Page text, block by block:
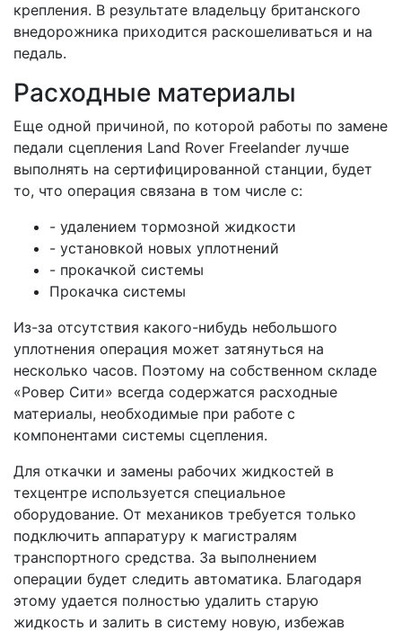
крепления. В результате владельцу британского
внедорожника приходится раскошеливаться и на
педаль.
Расходные материалы
Еще одной причиной, по которой работы по замене
педали сцепления Land Rover Freelander лучше
выполнять на сертифицированной станции, будет
то, что операция связана в том числе с:
- удалением тормозной жидкости
- установкой новых уплотнений
- прокачкой системы
Прокачка системы
Из-за отсутствия какого-нибудь небольшого
уплотнения операция может затянуться на
несколько часов. Поэтому на собственном складе
«Ровер Сити» всегда содержатся расходные
материалы, необходимые при работе с
компонентами системы сцепления.
Для откачки и замены рабочих жидкостей в
техцентре используется специальное
оборудование. От механиков требуется только
подключить аппаратуру к магистралям
транспортного средства. За выполнением
операции будет следить автоматика. Благодаря
этому удается полностью удалить старую
жидкость и залить в систему новую, избежав